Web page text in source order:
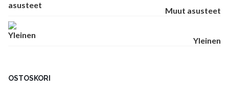
Muut asusteet
Yleinen
OSTOSKORI